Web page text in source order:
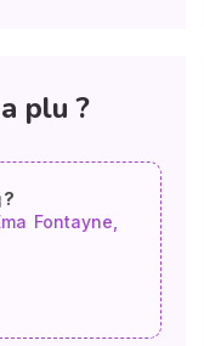
plu ?
Fontayne,